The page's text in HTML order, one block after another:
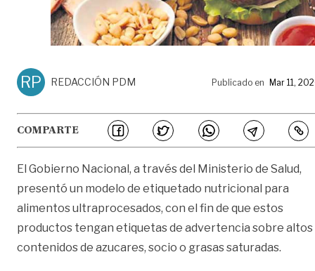
RP REDACCIÓN PDM Publicado en Mar 11,
COMPARTE
El Gobierno Nacional, a través del Ministerio de Salud,
presentó un modelo de etiquetado nutricional para
alimentos ultraprocesados, con el fin de que estos
productos tengan etiquetas de advertencia sobre altos
contenidos de azucares, socio o grasas saturadas.